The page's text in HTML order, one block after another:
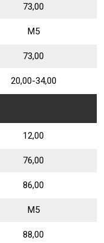
73,00
М5
73,00
20,00-34,00
12,00
76,00
86,00
М5
88,00